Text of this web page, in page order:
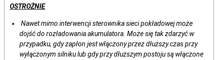
OSTROŻNIE
Nawet mimo interwencji sterownika sieci pokładowej może
dojść do rozładowania akumulatora. Może się tak zdarzyć w
przypadku, gdy zapłon jest włączony przez dłuższy czas przy
wyłączonym silniku lub gdy przy dłuższym postoju są włączone